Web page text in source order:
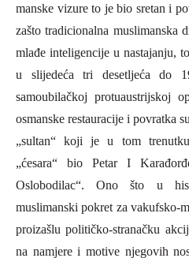
manske vizure to je bio sretan i
zašto tradicionalna muslimanska
mlađe inteligencije u nastajanju,
u slijedeća tri desetljeća do
samoubilačkoj protuaustrijskoj
osmanske restauracije i povratka
„sultan“ koji je u tom
„ćesara“ bio Petar I
Oslobodilac“. Ono što u
muslimanski pokret za vakufsko-
proizašlu političko-stranačku
na namjere i motive njegovih